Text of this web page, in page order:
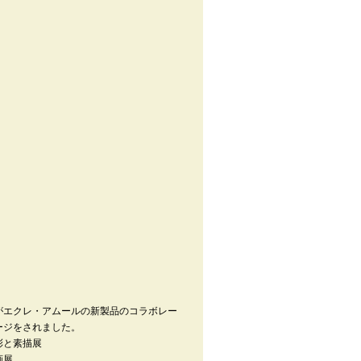
クレ・アムールの新製品のコラボレー
をされました。
素描展